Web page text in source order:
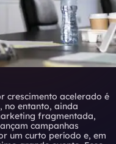
crescimento acelerado é
no entanto, ainda
fragmentada,
campanhas
um curto período e, em